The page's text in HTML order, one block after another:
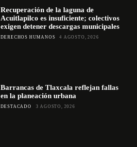
Recuperación de la laguna de
Acuitlapilco es insuficiente; colectivos
exigen detener descargas municipales
DERECHOS HUMANOS 4 AGOSTO, 2026
Barrancas de Tlaxcala reflejan fallas
en la planeación urbana
DESTACADO 3 AGOSTO, 2026